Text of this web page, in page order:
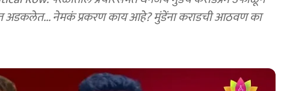
अडकलेत... नेमकं प्रकरण काय आहे? मुंडेंना कराडची आठवण का